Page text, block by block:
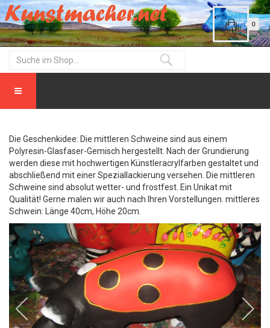
0
Die Geschenkidee: Die mittleren Schweine sind aus einem
Polyresin-Glasfaser-Gemisch hergestellt. Nach der Grundierung
werden diese mit hochwertigen Künstleracrylfarben gestaltet und
abschließend mit einer Speziallackierung versehen. Die mittleren
Schweine sind absolut wetter- und frostfest. Ein Unikat mit
Qualität! Gerne malen wir auch nach Ihren Vorstellungen. mittleres
Schwein: Länge 40cm, Höhe 20cm.